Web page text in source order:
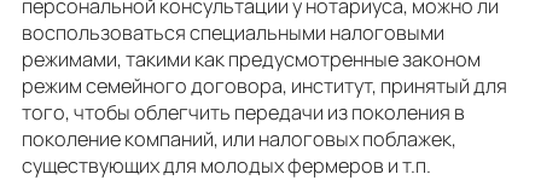
персональной консультации у нотариуса, можно ли
воспользоваться специальными налоговыми
режимами, такими как предусмотренные законом
режим семейного договора, институт, принятый для
того, чтобы облегчить передачи из поколения в
поколение компаний, или налоговых поблажек,
существующих для молодых фермеров и т.п.